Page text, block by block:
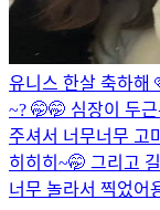
유니스 한살 축하해
~? 🤭🤭 심장이 두
주셔서 너무너무 고
히히히~🤭 그리고
너무 놀라서 찍었어